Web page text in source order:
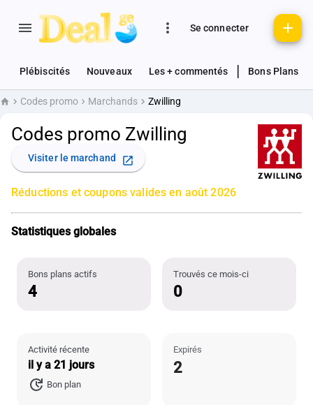
Se connecter
Plébiscités Nouveaux Les + commentés Bons Plans
AccueilCodes promo Marchands Zwilling
Codes promo Zwilling
Visiter le marchand
Réductions et coupons valides en août 2026
Statistiques globales
Bons plans actifs
4
Trouvés ce mois-ci
0
Activité récente
il y a 21 jours
Bon plan
Expirés
2